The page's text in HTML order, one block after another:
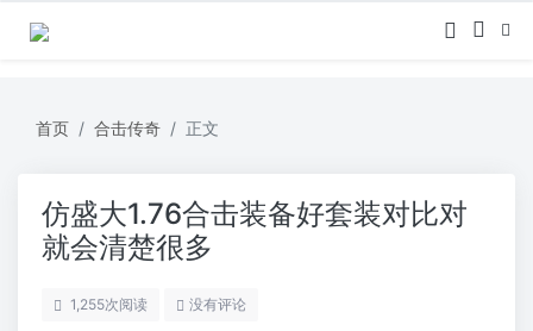
首页 合击传奇 正文
仿盛大1.76合击装备好套装对比对
就会清楚很多
1,255次阅读 没有评论